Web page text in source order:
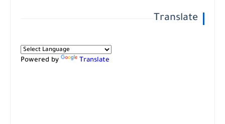
Translate
Powered by Translate